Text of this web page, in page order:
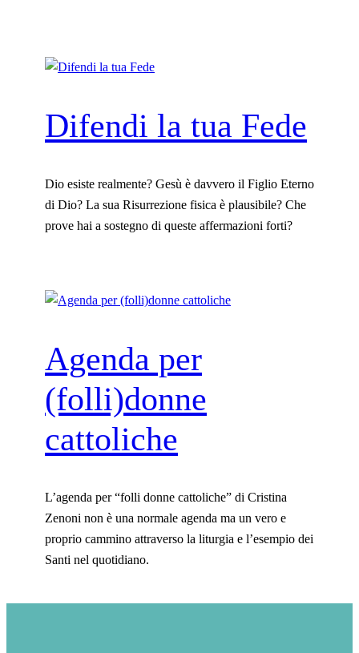
Difendi la tua Fede
Dio esiste realmente? Gesù è davvero il Figlio Eterno
di Dio? La sua Risurrezione fisica è plausibile? Che
prove hai a sostegno di queste affermazioni forti?
Agenda per
(folli)donne
cattoliche
L’agenda per “folli donne cattoliche” di Cristina
Zenoni non è una normale agenda ma un vero e
proprio cammino attraverso la liturgia e l’esempio dei
Santi nel quotidiano.